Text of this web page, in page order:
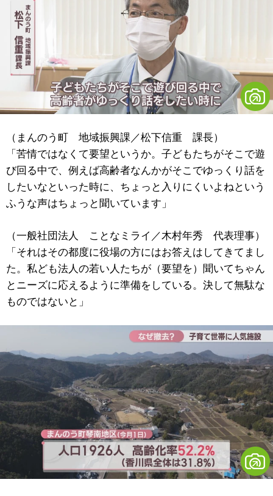
（まんのう町 地域振興課／松下信重 課長）
「苦情ではなくて要望というか。子どもたちがそこで遊
び回る中で、例えば高齢者なんかがそこでゆっくり話を
したいなといった時に、ちょっと入りにくいよねという
ふうな声はちょっと聞いています」
（一般社団法人 ことなミライ／木村年秀 代表理事）
「それはその都度に役場の方にはお答えはしてきてまし
た。私ども法人の若い人たちが（要望を）聞いてちゃん
とニーズに応えるように準備をしている。決して無駄な
ものではないと」